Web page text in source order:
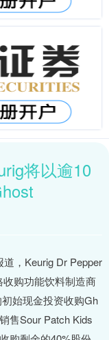
将以逾10
，Keurig Dr Pepper
购功能饮料制造商
始现金投资收购Gh
售Sour Patch Kids